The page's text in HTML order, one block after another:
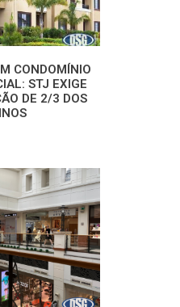
CONDOMÍNIO
STJ EXIGE
DE 2/3 DOS